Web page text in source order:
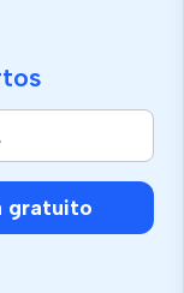
gratuito